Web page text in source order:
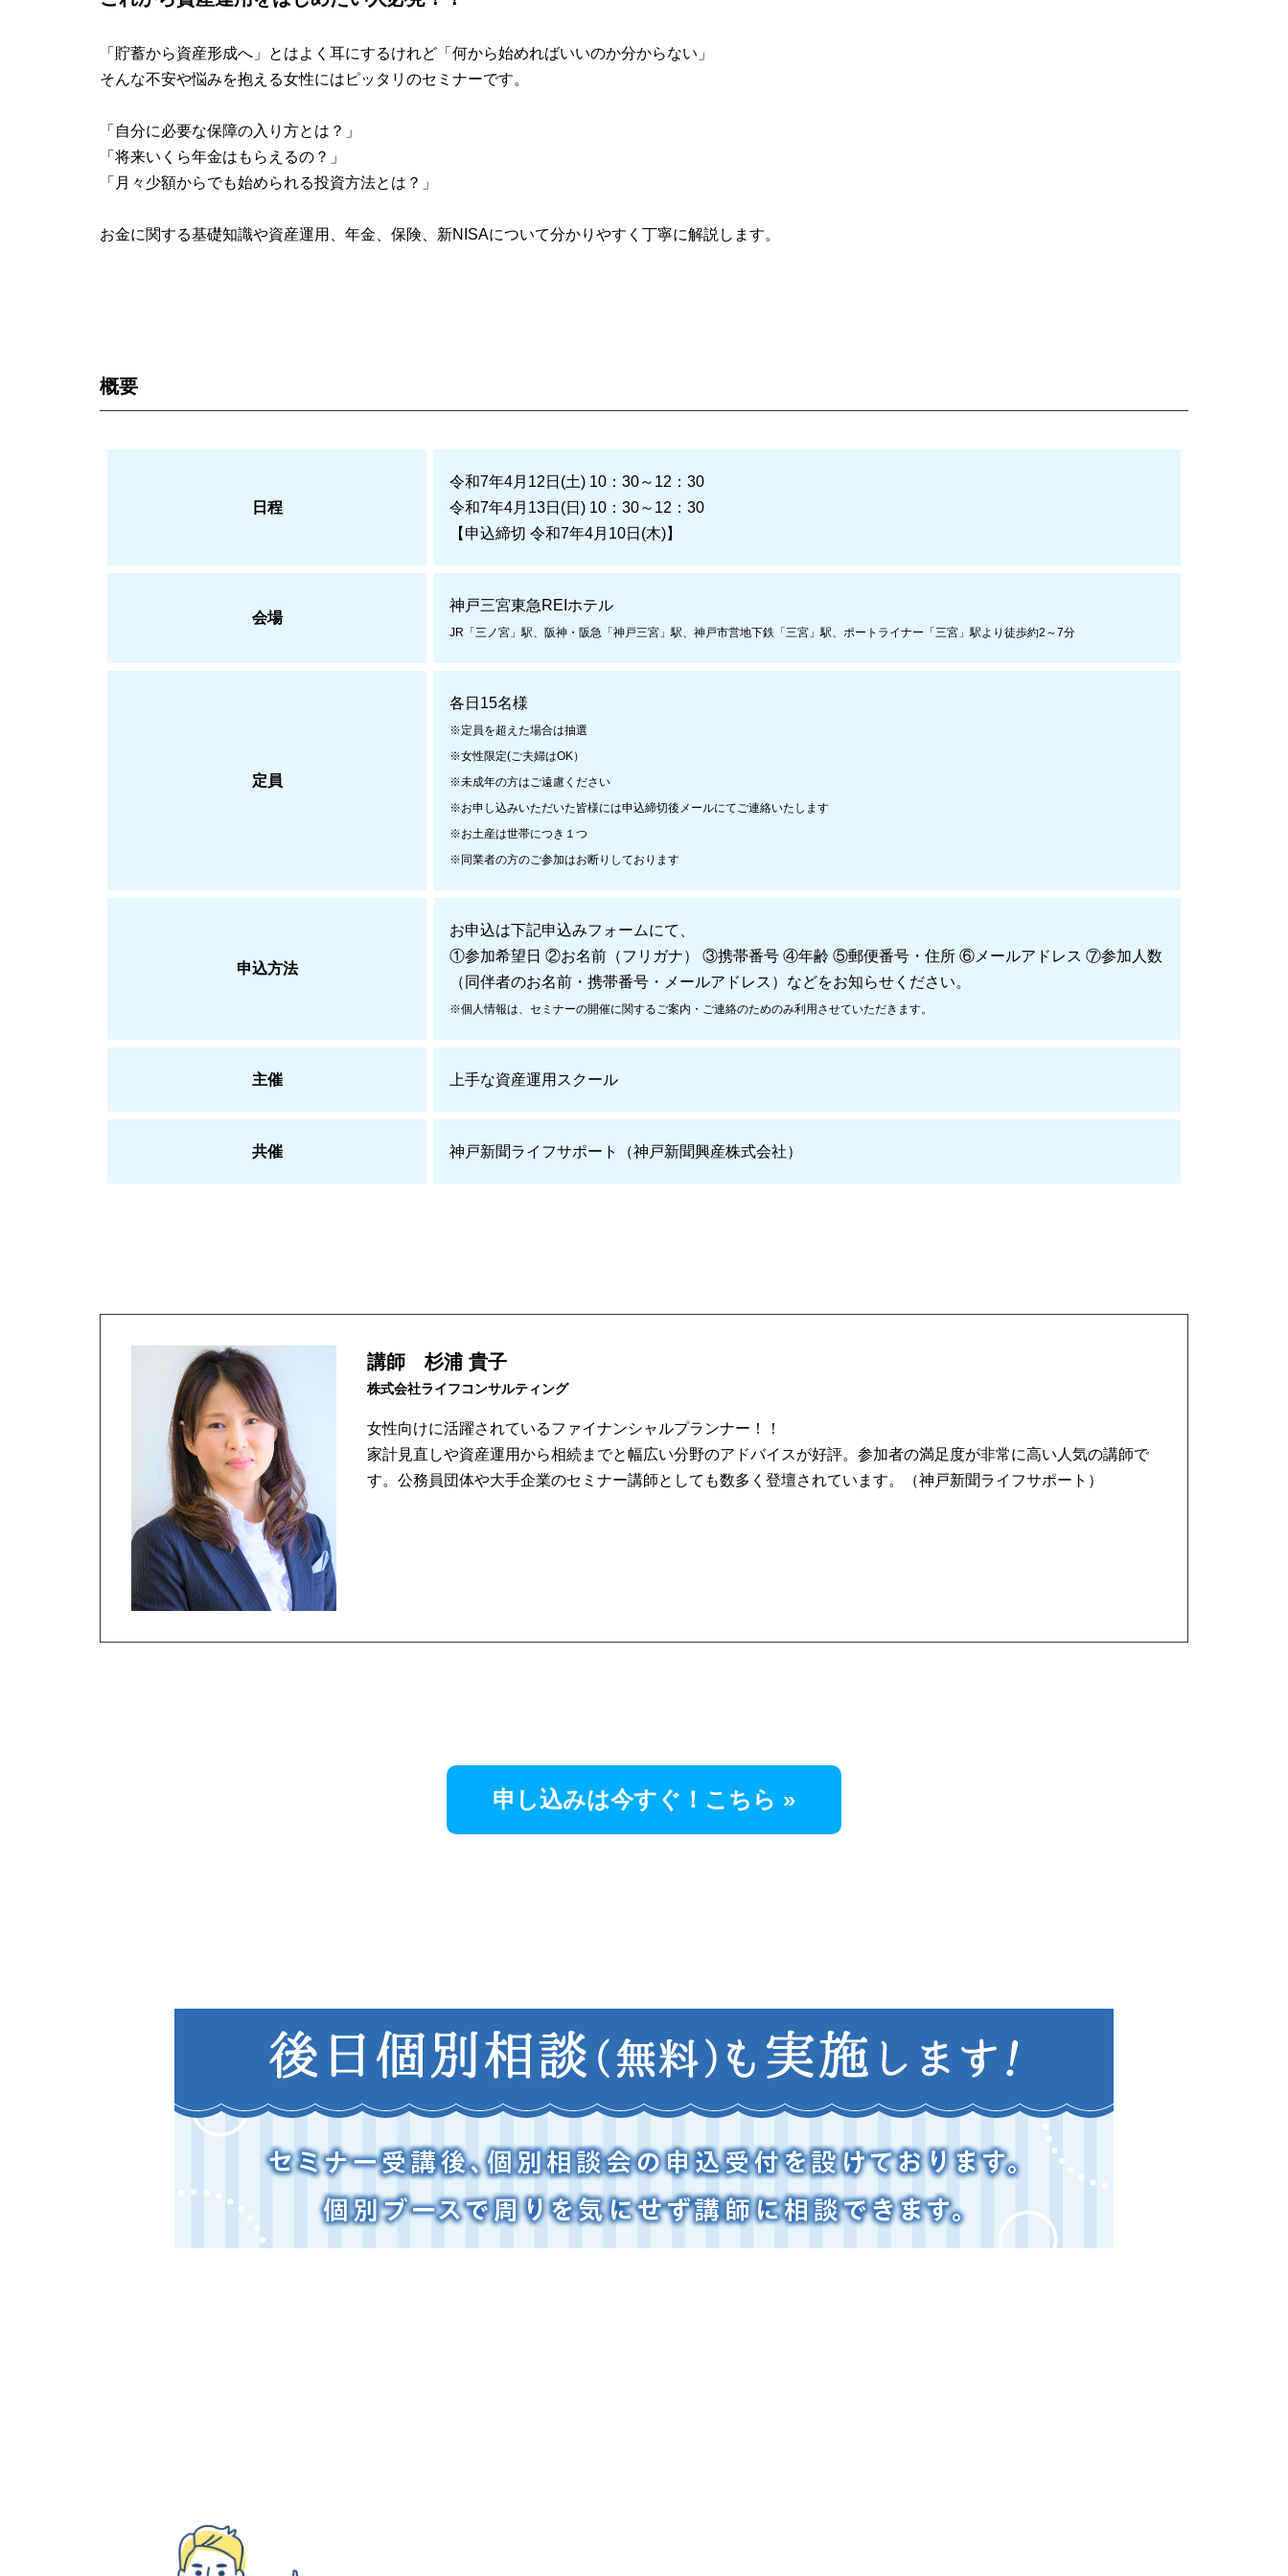
「貯蓄から資産形成へ」とはよく耳にするけれど「何から始めればいいのか分からない」
そんな不安や悩みを抱える女性にはピッタリのセミナーです。
「自分に必要な保障の入り方とは？」
「将来いくら年金はもらえるの？」
「月々少額からでも始められる投資方法とは？」
お金に関する基礎知識や資産運用、年金、保険、新NISAについて分かりやすく丁寧に解説します。
概要
日程
令和7年4月12日(土) 10：30～12：30
令和7年4月13日(日) 10：30～12：30
【申込締切 令和7年4月10日(木)】
会場
神戸三宮東急REIホテル
JR「三ノ宮」駅、阪神・阪急「神戸三宮」駅、神戸市営地下鉄「三宮」駅、ポートライナー「三宮」駅より徒歩約2～7分
定員
各日15名様
※定員を超えた場合は抽選
※女性限定(ご夫婦はOK）
※未成年の方はご遠慮ください
※お申し込みいただいた皆様には申込締切後メールにてご連絡いたします
※お土産は世帯につき１つ
※同業者の方のご参加はお断りしております
申込方法
お申込は下記申込みフォームにて、
①参加希望日 ②お名前（フリガナ） ③携帯番号 ④年齢 ⑤郵便番号・住所 ⑥メールアドレス ⑦参加人数
（同伴者のお名前・携帯番号・メールアドレス）などをお知らせください。
※個人情報は、セミナーの開催に関するご案内・ご連絡のためのみ利用させていただきます。
主催 上手な資産運用スクール
共催 神戸新聞ライフサポート（神戸新聞興産株式会社）
講師 杉浦 貴子
株式会社ライフコンサルティング
女性向けに活躍されているファイナンシャルプランナー！！
家計見直しや資産運用から相続までと幅広い分野のアドバイスが好評。参加者の満足度が非常に高い人気の講師で
す。公務員団体や大手企業のセミナー講師としても数多く登壇されています。（神戸新聞ライフサポート）
申し込みは今すぐ！こちら »